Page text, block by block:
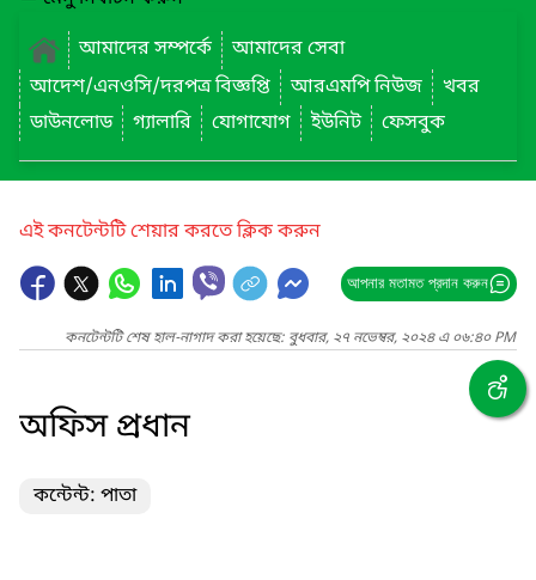
আমাদের সম্পর্কে
আমাদের সেবা
আদেশ/এনওসি/দরপত্র বিজ্ঞপ্তি
আরএমপি নিউজ
খবর
ডাউনলোড
গ্যালারি যোগাযোগ ইউনিট ফেসবুক
এই কনটেন্টটি শেয়ার করতে ক্লিক করুন
আপনার মতামত প্রদান করুন
কনটেন্টটি শেষ হাল-নাগাদ করা হয়েছে: বুধবার, ২৭ নভেম্বর, ২০২৪ এ ০৬:৪০ PM
অফিস প্রধান
কন্টেন্ট: পাতা